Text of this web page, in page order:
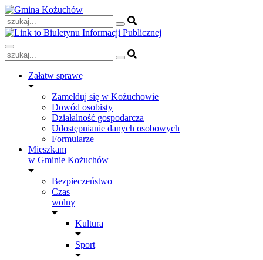
Skip
to
content
Załatw sprawę
Zamelduj się w Kożuchowie
Dowód osobisty
Działalność gospodarcza
Udostępnianie danych osobowych
Formularze
Mieszkam
w Gminie Kożuchów
Bezpieczeństwo
Czas
wolny
Kultura
Sport